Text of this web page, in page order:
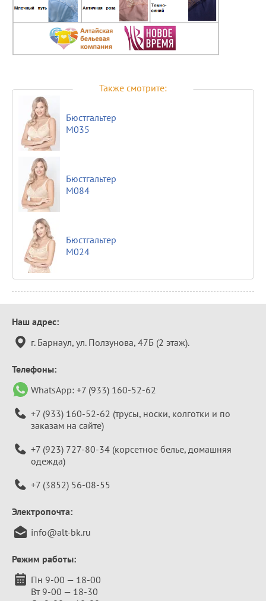
Также смотрите:
Бюстгальтер
М035
Бюстгальтер
М084
Бюстгальтер
М024
Контактная
информация
Наш адрес:
г. Барнаул, ул. Ползунова, 47Б (2 этаж).
Телефоны:
WhatsApp: +7 (933) 160-52-62
+7 (933) 160-52-62 (трусы, носки, колготки и по
заказам на сайте)
+7 (923) 727-80-34 (корсетное белье, домашняя
одежда)
+7 (3852) 56-08-55
Электропочта:
info@alt-bk.ru
Режим работы:
Пн 9-00 — 18-00
Вт 9-00 — 18-30